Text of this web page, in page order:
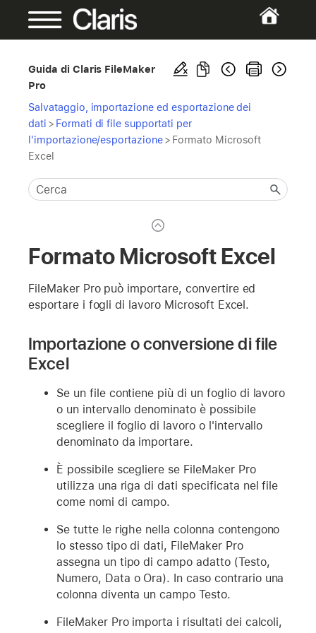
Guida di Claris FileMaker
Pro
Salvataggio, importazione ed esportazione dei
dati > Formati di file supportati per
l'importazione/esportazione> Formato Microsoft
Excel
Formato Microsoft Excel
FileMaker Pro può importare, convertire ed
esportare i fogli di lavoro Microsoft Excel.
Importazione o conversione di file
Excel
Se un file contiene più di un foglio di lavoro
o un intervallo denominato è possibile
scegliere il foglio di lavoro o l'intervallo
denominato da importare.
È possibile scegliere se FileMaker Pro
utilizza una riga di dati specificata nel file
come nomi di campo.
Se tutte le righe nella colonna contengono
lo stesso tipo di dati, FileMaker Pro
assegna un tipo di campo adatto (Testo,
Numero, Data o Ora). In caso contrario una
colonna diventa un campo Testo.
FileMaker Pro importa i risultati dei calcoli,